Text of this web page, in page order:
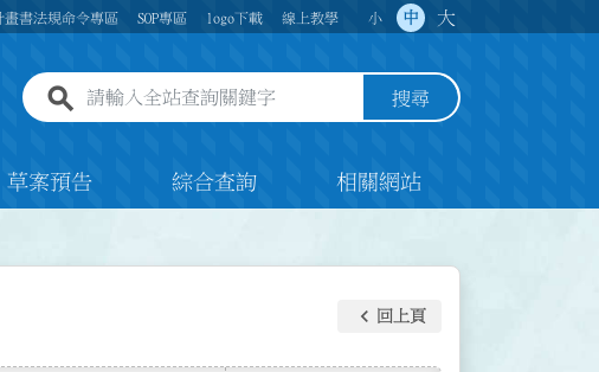
畫書法規命令專區 SOP專區 logo下載 線上教學 小 中 大
全站查詢關鍵字欄位 搜尋
草案預告 綜合查詢 相關網站
keyboard_arrow_left 回上頁